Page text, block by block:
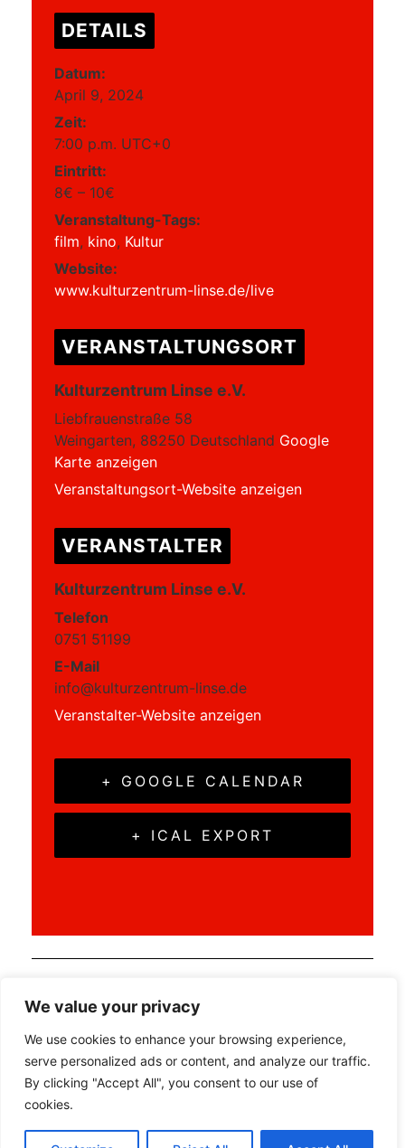
We value your privacy
We use cookies to enhance your browsing experience,
serve personalized ads or content, and analyze our traffic.
By clicking "Accept All", you consent to our use of
cookies.
DETAILS
Datum:
April 9, 2024
Zeit:
7:00 p.m. UTC+0
Eintritt:
8€ – 10€
Veranstaltung-Tags:
film, kino, Kultur
Website:
www.kulturzentrum-linse.de/live
VERANSTALTUNGSORT
Kulturzentrum Linse e.V.
Liebfrauenstraße 58
Weingarten, 88250 Deutschland Google
Karte anzeigen
Veranstaltungsort-Website anzeigen
VERANSTALTER
Kulturzentrum Linse e.V.
Telefon
0751 51199
E-Mail
info@kulturzentrum-linse.de
Veranstalter-Website anzeigen
+ GOOGLE CALENDAR
+ ICAL EXPORT
Messe der Service- und Beratungsangebote
Beratung | Veranstaltungen | Networking